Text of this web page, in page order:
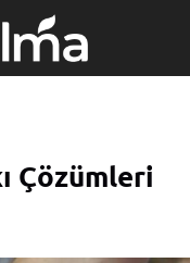
Çözümleri